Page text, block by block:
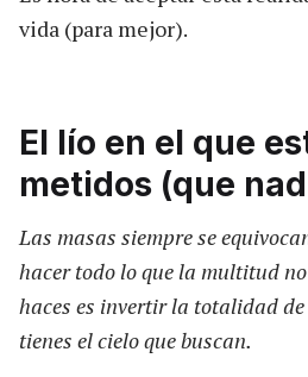
vida (para mejor).
El lío en el que
metidos (que
Las masas siempre se
hacer todo lo que la multitud
haces es invertir la totalidad
tienes el cielo que buscan.